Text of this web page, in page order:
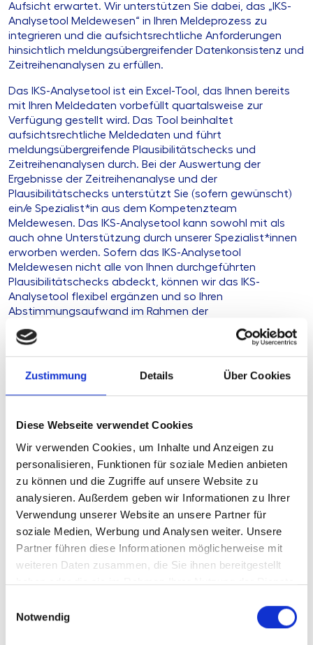
Zustimmung Details Über Cookies
Diese Webseite verwendet Cookies
Wir verwenden Cookies, um Inhalte und Anzeigen zu
personalisieren, Funktionen für soziale Medien anbieten
zu können und die Zugriffe auf unsere Website zu
analysieren. Außerdem geben wir Informationen zu Ihrer
Verwendung unserer Website an unsere Partner für
soziale Medien, Werbung und Analysen weiter. Unsere
Partner führen diese Informationen möglicherweise mit
weiteren Daten zusammen, die Sie ihnen bereitgestellt
haben oder die sie im Rahmen Ihrer Nutzung der Dienste
Notwendig
Aufsicht erwartet. Wir unterstützen Sie dabei, das „IKS-
Analysetool Meldewesen“ in Ihren Meldeprozess zu
integrieren und die aufsichtsrechtliche Anforderungen
hinsichtlich meldungsübergreifender Datenkonsistenz und
Zeitreihenanalysen zu erfüllen.
Das IKS-Analysetool ist ein Excel-Tool, das Ihnen bereits
mit Ihren Meldedaten vorbefüllt quartalsweise zur
Verfügung gestellt wird. Das Tool beinhaltet
aufsichtsrechtliche Meldedaten und führt
meldungsübergreifende Plausibilitätschecks und
Zeitreihenanalysen durch. Bei der Auswertung der
Ergebnisse der Zeitreihenanalyse und der
Plausibilitätschecks unterstützt Sie (sofern gewünscht)
ein/e Spezialist*in aus dem Kompetenzteam
Meldewesen. Das IKS-Analysetool kann sowohl mit als
auch ohne Unterstützung durch unserer Spezialist*innen
erworben werden. Sofern das IKS-Analysetool
Meldewesen nicht alle von Ihnen durchgeführten
Plausibilitätschecks abdeckt, können wir das IKS-
Analysetool flexibel ergänzen und so Ihren
Abstimmungsaufwand im Rahmen der
Meldungserstellung reduzieren. Das IKS-Analysetool ist
derzeit nur für Mitgliedsbanken des Genoverbandes e.V.
verfügbar.
Ihre Herausforderung
Ihre Vorteile
Produkttyp
Standardisierte
Beratungsleistung
Preis Nach Anmeldung verfügbar
Stand 15.03.2024
Geplante